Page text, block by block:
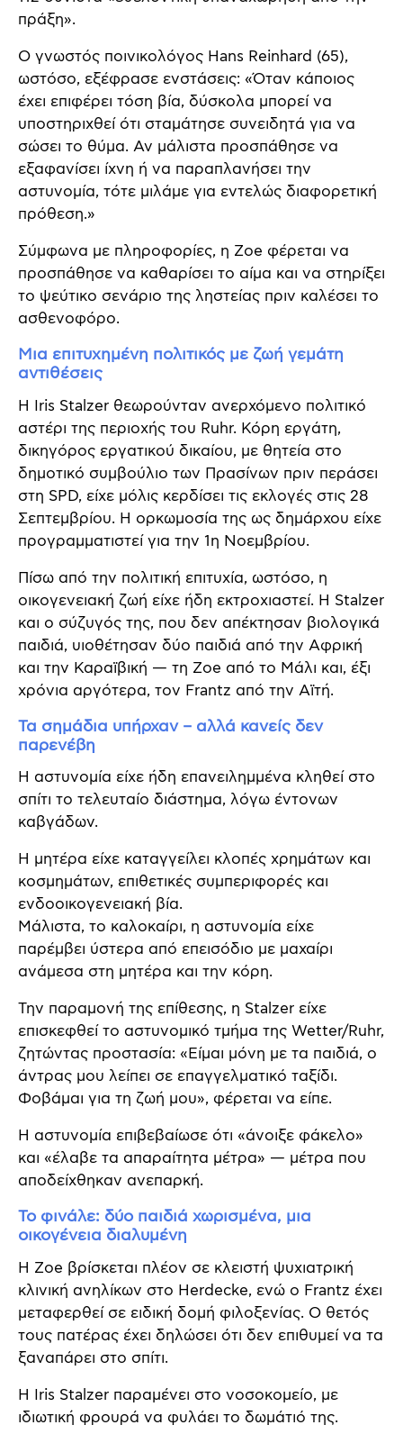
πράξη».
Ο γνωστός ποινικολόγος Hans Reinhard (65),
ωστόσο, εξέφρασε ενστάσεις: «Όταν κάποιος
έχει επιφέρει τόση βία, δύσκολα μπορεί να
υποστηριχθεί ότι σταμάτησε συνειδητά για να
σώσει το θύμα. Αν μάλιστα προσπάθησε να
εξαφανίσει ίχνη ή να παραπλανήσει την
αστυνομία, τότε μιλάμε για εντελώς διαφορετική
πρόθεση.»
Σύμφωνα με πληροφορίες, η Zoe φέρεται να
προσπάθησε να καθαρίσει το αίμα και να στηρίξει
το ψεύτικο σενάριο της ληστείας πριν καλέσει το
ασθενοφόρο.
Μια επιτυχημένη πολιτικός με ζωή γεμάτη
αντιθέσεις
Η Iris Stalzer θεωρούνταν ανερχόμενο πολιτικό
αστέρι της περιοχής του Ruhr. Κόρη εργάτη,
δικηγόρος εργατικού δικαίου, με θητεία στο
δημοτικό συμβούλιο των Πρασίνων πριν περάσει
στη SPD, είχε μόλις κερδίσει τις εκλογές στις 28
Σεπτεμβρίου. Η ορκωμοσία της ως δημάρχου είχε
προγραμματιστεί για την 1η Νοεμβρίου.
Πίσω από την πολιτική επιτυχία, ωστόσο, η
οικογενειακή ζωή είχε ήδη εκτροχιαστεί. Η Stalzer
και ο σύζυγός της, που δεν απέκτησαν βιολογικά
παιδιά, υιοθέτησαν δύο παιδιά από την Αφρική
και την Καραϊβική — τη Zoe από το Μάλι και, έξι
χρόνια αργότερα, τον Frantz από την Αϊτή.
Τα σημάδια υπήρχαν – αλλά κανείς δεν
παρενέβη
Η αστυνομία είχε ήδη επανειλημμένα κληθεί στο
σπίτι το τελευταίο διάστημα, λόγω έντονων
καβγάδων.
Η μητέρα είχε καταγγείλει κλοπές χρημάτων και
κοσμημάτων, επιθετικές συμπεριφορές και
ενδοοικογενειακή βία.
Μάλιστα, το καλοκαίρι, η αστυνομία είχε
παρέμβει ύστερα από επεισόδιο με μαχαίρι
ανάμεσα στη μητέρα και την κόρη.
Την παραμονή της επίθεσης, η Stalzer είχε
επισκεφθεί το αστυνομικό τμήμα της Wetter/Ruhr,
ζητώντας προστασία: «Είμαι μόνη με τα παιδιά, ο
άντρας μου λείπει σε επαγγελματικό ταξίδι.
Φοβάμαι για τη ζωή μου», φέρεται να είπε.
Η αστυνομία επιβεβαίωσε ότι «άνοιξε φάκελο»
και «έλαβε τα απαραίτητα μέτρα» — μέτρα που
αποδείχθηκαν ανεπαρκή.
Το φινάλε: δύο παιδιά χωρισμένα, μια
οικογένεια διαλυμένη
Η Zoe βρίσκεται πλέον σε κλειστή ψυχιατρική
κλινική ανηλίκων στο Herdecke, ενώ ο Frantz έχει
μεταφερθεί σε ειδική δομή φιλοξενίας. Ο θετός
τους πατέρας έχει δηλώσει ότι δεν επιθυμεί να τα
ξαναπάρει στο σπίτι.
Η Iris Stalzer παραμένει στο νοσοκομείο, με
ιδιωτική φρουρά να φυλάει το δωμάτιό της.